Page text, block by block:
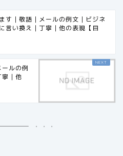
す｜敬語｜メールの例文｜ビジネ
言い換え｜丁寧｜他の表現【目
ルの例
｜他